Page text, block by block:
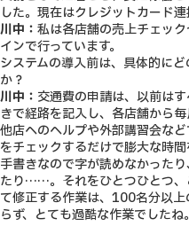
した。現在はクレジットカード
川中： 私は各店舗の売上チェッ
インで行っています。
システムの導入前は、具体的に
か？
川中： 交通費の申請は、以前は
きで経路を記入し、各店舗から
他店へのヘルプや外部講習会な
をチェックするだけで膨大な時間
手書きなので字が読めなかった
たり……。それをひとつひとつ、
て修正する作業は、100名分以
らず、とても過酷な作業でしたね。